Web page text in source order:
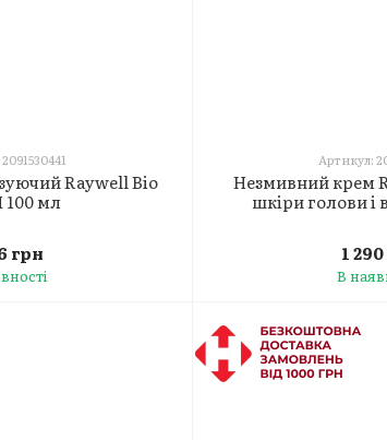
Raywell Bio
100 мл
грн
Артикул:
Незмивний крем
шкіри голови і
1
В